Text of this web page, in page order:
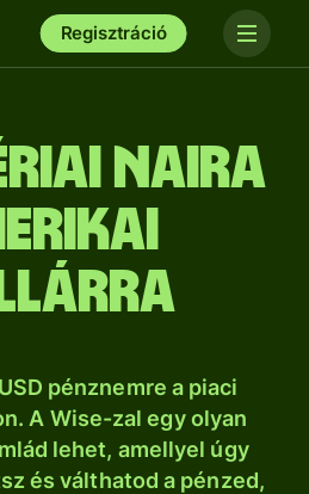
Regisztráció
naira
pénznemre a piaci
A Wise-zal egy olyan
lehet, amellyel úgy
és válthatod a pénzed,